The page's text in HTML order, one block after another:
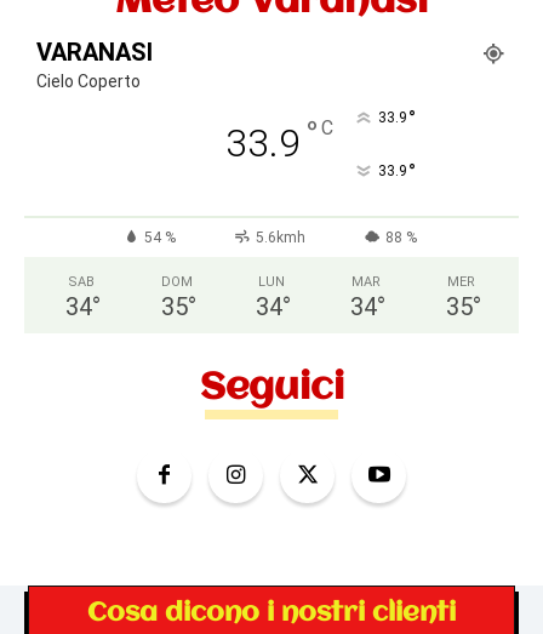
VARANASI
Cielo Coperto
33.9 ° C 33.9 °
33.9 °
54 % 5.6kmh 88 %
SAB
34°
DOM
35°
LUN
34°
MAR
34°
MER
35°
Seguici
Cosa dicono i nostri clienti